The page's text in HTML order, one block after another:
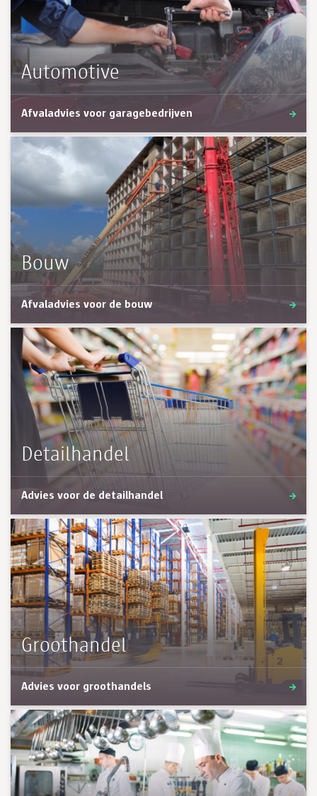
Automotive
Afvaladvies voor garagebedrijven
Bouw
Afvaladvies voor de bouw
Detailhandel
Advies voor de detailhandel
Groothandel
Advies voor groothandels